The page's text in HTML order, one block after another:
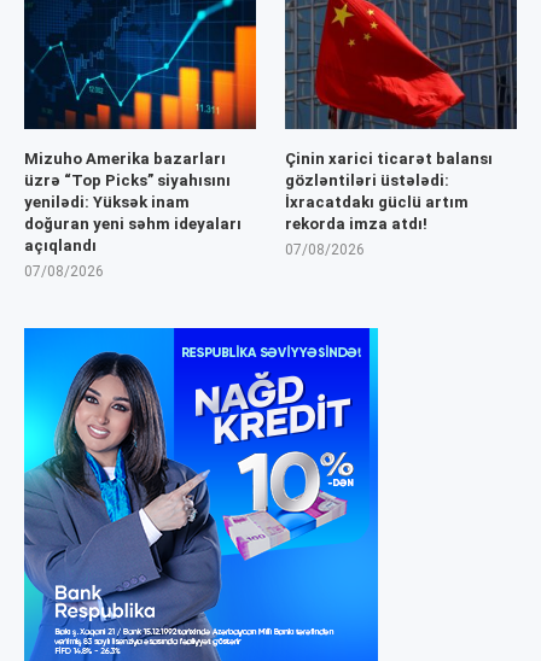
Mizuho Amerika bazarları
üzrə “Top Picks” siyahısını
yenilədi: Yüksək inam
doğuran yeni səhm ideyaları
açıqlandı
07/08/2026
Çinin xarici ticarət balansı
gözləntiləri üstələdi:
İxracatdakı güclü artım
rekorda imza atdı!
07/08/2026